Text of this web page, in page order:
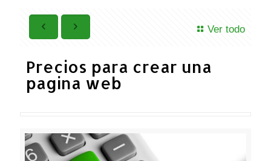
Ver todo
Precios para crear una
pagina web